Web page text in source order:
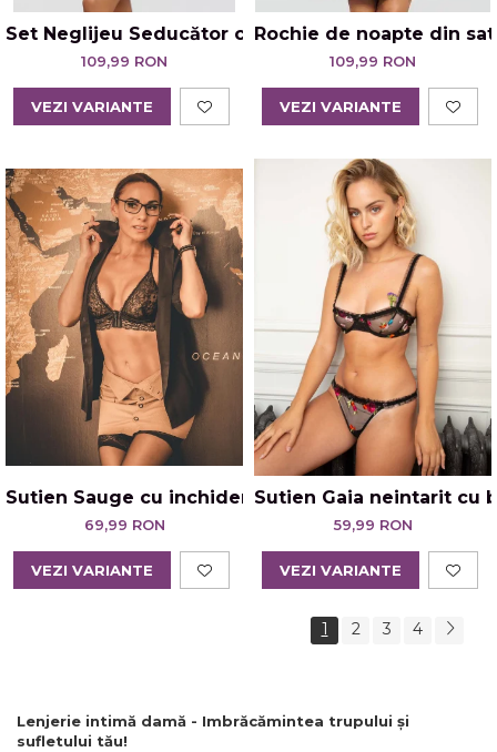
Set Neglijeu Seducător cu Tanga Jovita
109,99 RON
VEZI VARIANTE
Rochie de noapte din
109,99 RON
VEZI VARIANTE
Sutien Sauge cu inchidere in fata negru
69,99 RON
VEZI VARIANTE
Sutien Gaia neintarit cu
59,99 RON
VEZI VARIANTE
1 2 3 4
Lenjerie intimă damă - Imbrăcămintea trupului și
sufletului tău!